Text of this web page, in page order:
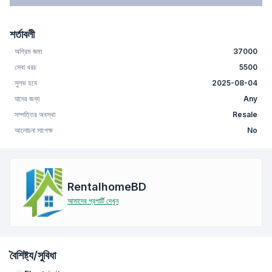
শর্তাবলী
অগ্রিম জমা
37000
সেবা খরচ
5500
সুলভ হবে
2025-08-04
যাদের জন্য
Any
সম্পত্তির অবস্থা
Resale
আলোচনা সাপেক্ষ
No
RentalhomeBD
আমাদের প্রপার্টি দেখুন
বৈশিষ্ট্য/সুবিধা